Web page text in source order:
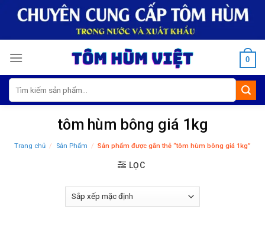
0
Tìm
kiếm:
tôm hùm bông giá 1kg
Trang chủ / Sản Phẩm / Sản phẩm được gắn thẻ “tôm hùm bông giá 1kg”
LỌC